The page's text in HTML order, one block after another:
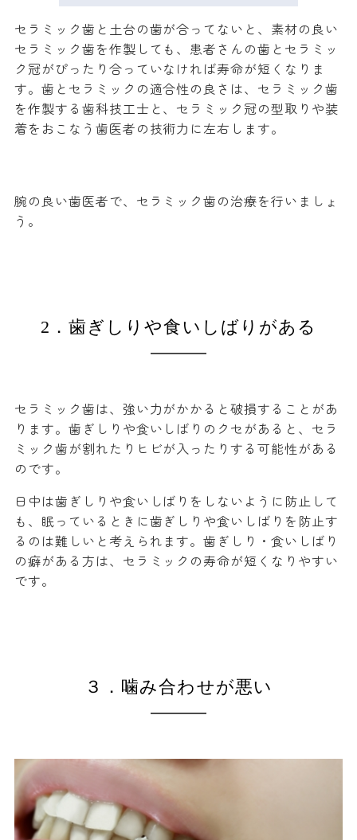
セラミック歯と土台の歯が合ってないと、素材の良い
セラミック歯を作製しても、患者さんの歯とセラミッ
ク冠がぴったり合っていなければ寿命が短くなりま
す。歯とセラミックの適合性の良さは、セラミック歯
を作製する歯科技工士と、セラミック冠の型取りや装
着をおこなう歯医者の技術力に左右します。
腕の良い歯医者で、セラミック歯の治療を行いましょ
う。
2．歯ぎしりや食いしばりがある
セラミック歯は、強い力がかかると破損することがあ
ります。歯ぎしりや食いしばりのクセがあると、セラ
ミック歯が割れたりヒビが入ったりする可能性がある
のです。
日中は歯ぎしりや食いしばりをしないように防止して
も、眠っているときに歯ぎしりや食いしばりを防止す
るのは難しいと考えられます。歯ぎしり・食いしばり
の癖がある方は、セラミックの寿命が短くなりやすい
です。
３．噛み合わせが悪い